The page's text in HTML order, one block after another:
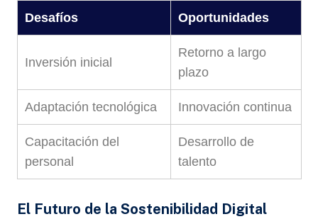
Desafíos Oportunidades
Inversión inicial
Retorno a largo
plazo
Adaptación tecnológica Innovación continua
Capacitación del
personal
Desarrollo de
talento
El Futuro de la Sostenibilidad Digital